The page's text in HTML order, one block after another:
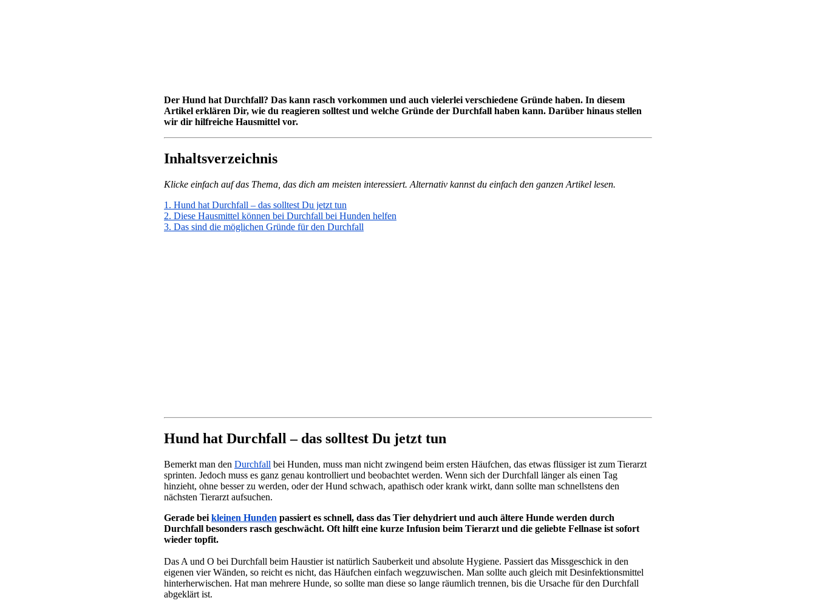
Der Hund hat Durchfall? Das kann rasch vorkommen und auch vielerlei verschiedene Gründe haben. In diesem
Artikel erklären Dir, wie du reagieren solltest und welche Gründe der Durchfall haben kann. Darüber hinaus stellen
wir dir hilfreiche Hausmittel vor.
Inhaltsverzeichnis
Klicke einfach auf das Thema, das dich am meisten interessiert. Alternativ kannst du einfach den ganzen Artikel lesen.
1. Hund hat Durchfall – das solltest Du jetzt tun
2. Diese Hausmittel können bei Durchfall bei Hunden helfen
3. Das sind die möglichen Gründe für den Durchfall
Hund hat Durchfall – das solltest Du jetzt tun
Bemerkt man den Durchfall bei Hunden, muss man nicht zwingend beim ersten Häufchen, das etwas flüssiger ist zum Tierarzt
sprinten. Jedoch muss es ganz genau kontrolliert und beobachtet werden. Wenn sich der Durchfall länger als einen Tag
hinzieht, ohne besser zu werden, oder der Hund schwach, apathisch oder krank wirkt, dann sollte man schnellstens den
nächsten Tierarzt aufsuchen.
Gerade bei kleinen Hunden passiert es schnell, dass das Tier dehydriert und auch ältere Hunde werden durch
Durchfall besonders rasch geschwächt. Oft hilft eine kurze Infusion beim Tierarzt und die geliebte Fellnase ist sofort
wieder topfit.
Das A und O bei Durchfall beim Haustier ist natürlich Sauberkeit und absolute Hygiene. Passiert das Missgeschick in den
eigenen vier Wänden, so reicht es nicht, das Häufchen einfach wegzuwischen. Man sollte auch gleich mit Desinfektionsmittel
hinterherwischen. Hat man mehrere Hunde, so sollte man diese so lange räumlich trennen, bis die Ursache für den Durchfall
abgeklärt ist.